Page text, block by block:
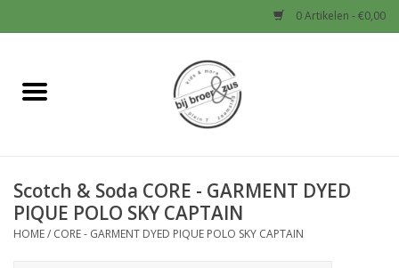
0 Artikelen - €0,00
Home
Baby
Jongens
Scotch & Soda CORE - GARMENT DYED
PIQUE POLO SKY CAPTAIN
HOME/ CORE - GARMENT DYED PIQUE POLO SKY CAPTAIN